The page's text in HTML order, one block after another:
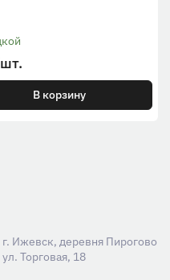
В корзину
г. Ижевск, деревня Пирогово
ул. Торговая, 18